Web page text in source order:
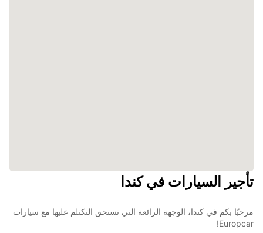
تأجير السيارات في كندا
مرحبًا بكم في كندا، الوجهة الرائعة التي تستحق التكتلم عليها مع سيارات
Europcar!